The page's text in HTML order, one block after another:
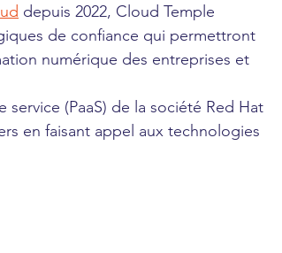
depuis 2022, Cloud Temple
de confiance qui permettront
numérique des entreprises et
(PaaS) de la société Red Hat
en faisant appel aux technologies